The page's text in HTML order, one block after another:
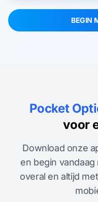
BEGIN
Pocket
voor
Download onze
en begin
overal en altijd